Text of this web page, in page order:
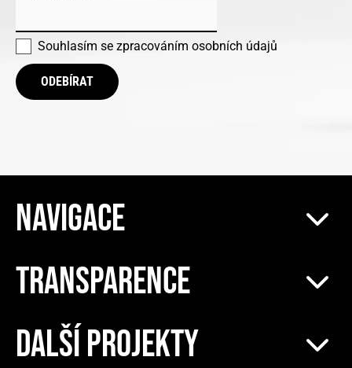
Souhlasím se zpracováním osobních údajů
ODEBÍRAT
NAVIGACE
TRANSPARENCE
DALŠÍ PROJEKTY